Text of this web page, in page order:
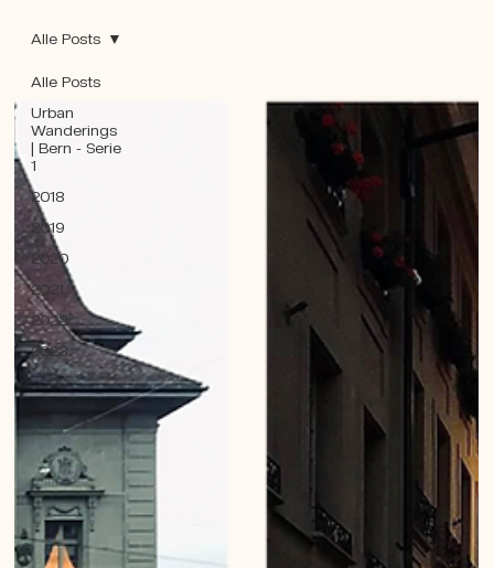
Alle Posts
Urban
Wanderings
| Bern - Serie
1
2018
2019
2020
2021
2022
2023
Alle Posts